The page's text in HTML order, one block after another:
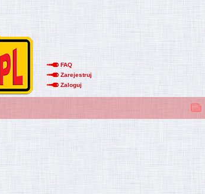
FAQ
Zarejestruj
Zaloguj